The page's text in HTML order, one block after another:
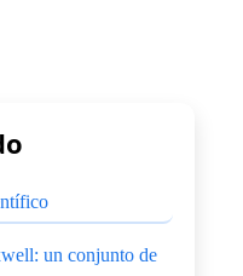
un conjunto de